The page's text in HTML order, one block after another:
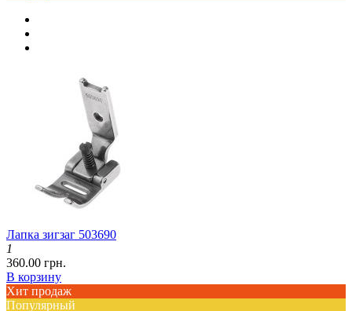
Лапка зигзаг 503690
1
360.00 грн.
В корзину
Хит продаж
Популярный